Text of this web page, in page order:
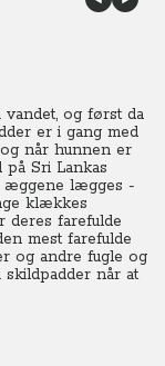
og først da
er i gang med
når hunnen er
Sri Lankas
æggene lægges -
klækkes
deres farefulde
mest farefulde
og andre fugle og
skildpadder når at